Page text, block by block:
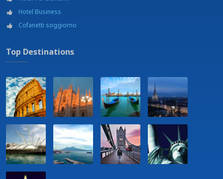
Hotel Business
Cofanetti soggiorno
Top Destinations